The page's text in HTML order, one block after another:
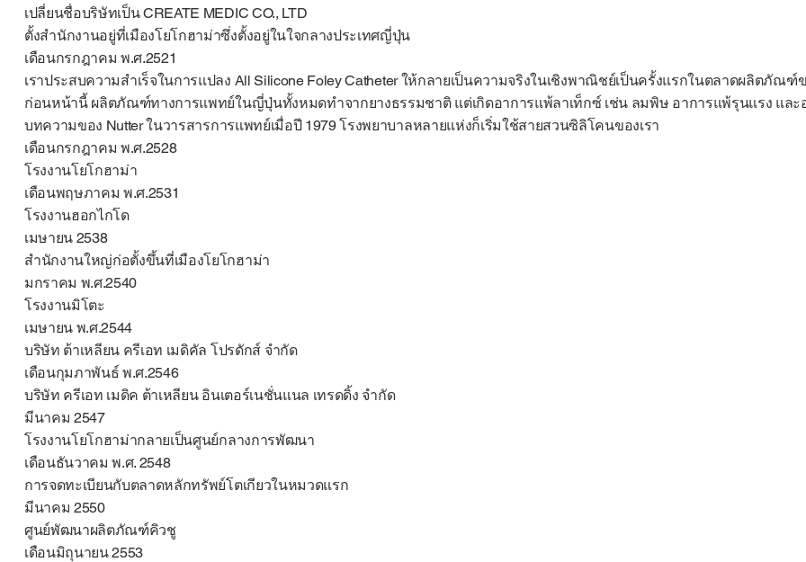
เปลี่ยนชื่อบริษัทเป็น CREATE MEDIC CO., LTD
ตั้งสำนักงานอยู่ที่เมืองโยโกฮาม่าซึ่งตั้งอยู่ในใจกลางประเทศญี่ปุ่น
เดือนกรกฎาคม พ.ศ.2521
เราประสบความสำเร็จในการแปลง All Silicone Foley Catheter ให้กลายเป็นความจริงในเชิงพาณิชย์เป็นครั้งแรกในตลาดผลิตภัณ
ก่อนหน้านี้ ผลิตภัณฑ์ทางการแพทย์ในญี่ปุ่นทั้งหมดทำจากยางธรรมชาติ แต่เกิดอาการแพ้ลาเท็กซ์ เช่น ลมพิษ อาการแพ้รุนแรง แล
บทความของ Nutter ในวารสารการแพทย์เมื่อปี 1979 โรงพยาบาลหลายแห่งก็เริ่มใช้สายสวนซิลิโคนของเรา
เดือนกรกฎาคม พ.ศ.2528
โรงงานโยโกฮาม่า
เดือนพฤษภาคม พ.ศ.2531
โรงงานฮอกไกโด
เมษายน 2538
สำนักงานใหญ่ก่อตั้งขึ้นที่เมืองโยโกฮาม่า
มกราคม พ.ศ.2540
โรงงานมิโตะ
เมษายน พ.ศ.2544
บริษัท ต้าเหลียน ครีเอท เมดิคัล โปรดักส์ จำกัด
เดือนกุมภาพันธ์ พ.ศ.2546
บริษัท ครีเอท เมดิค ต้าเหลียน อินเตอร์เนชั่นแนล เทรดดิ้ง จำกัด
มีนาคม 2547
โรงงานโยโกฮาม่ากลายเป็นศูนย์กลางการพัฒนา
เดือนธันวาคม พ.ศ. 2548
การจดทะเบียนกับตลาดหลักทรัพย์โตเกียวในหมวดแรก
มีนาคม 2550
ศูนย์พัฒนาผลิตภัณฑ์คิวชู
เดือนมิถุนายน 2553